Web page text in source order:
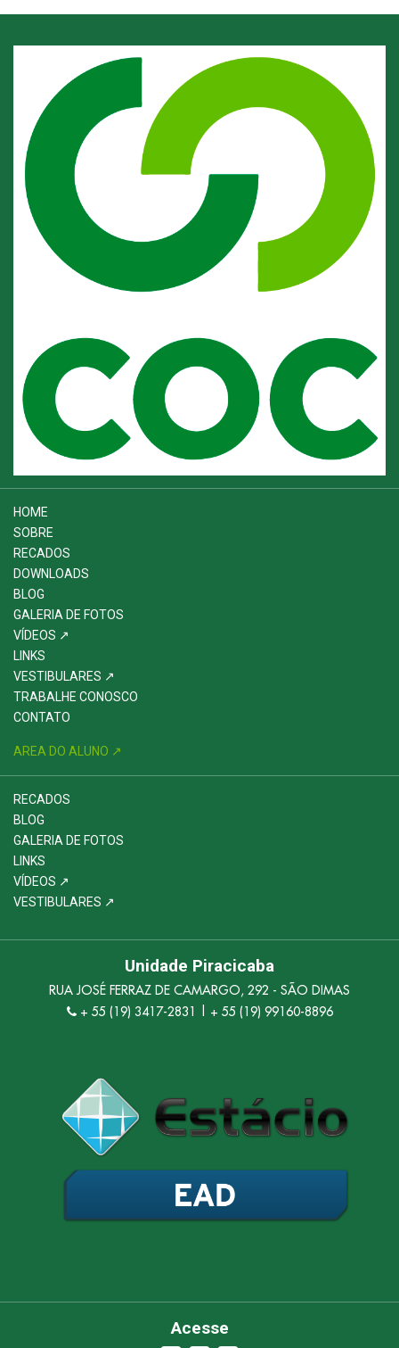
HOME
SOBRE
RECADOS
DOWNLOADS
BLOG
GALERIA DE FOTOS
VÍDEOS ↗
LINKS
VESTIBULARES ↗
TRABALHE CONOSCO
CONTATO
AREA DO ALUNO ↗
RECADOS
BLOG
GALERIA DE FOTOS
LINKS
VÍDEOS ↗
VESTIBULARES ↗
Unidade Piracicaba
RUA JOSÉ FERRAZ DE CAMARGO, 292 - SÃO DIMAS
+ 55 (19) 3417-2831 | + 55 (19) 99160-8896
Acesse
Olá, insira seus dados para continuar.